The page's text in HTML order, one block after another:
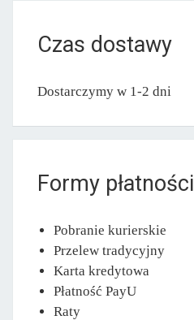
Czas dostawy
Dostarczymy w 1-2 dni
Formy płatności
Pobranie kurierskie
Przelew tradycyjny
Karta kredytowa
Płatność PayU
Raty